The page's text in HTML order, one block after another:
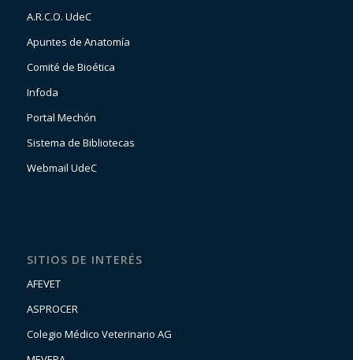
A.R.C.O. UdeC
Apuntes de Anatomía
Comité de Bioética
Infoda
Portal Mechón
Sistema de Bibliotecas
Webmail UdeC
SITIOS DE INTERÉS
AFEVET
ASPROCER
Colegio Médico Veterinario AG